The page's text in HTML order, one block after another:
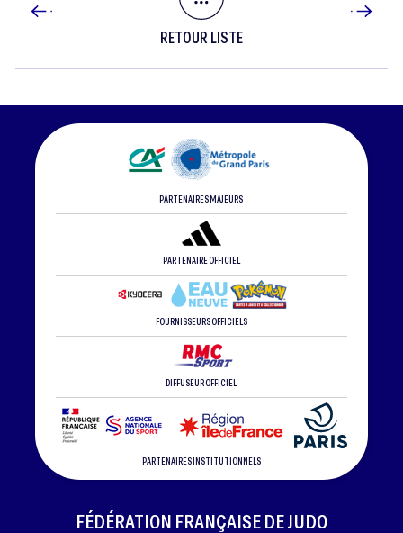
RETOUR LISTE
PARTENAIRES MAJEURS
PARTENAIRE OFFICIEL
FOURNISSEURS OFFICIELS
DIFFUSEUR OFFICIEL
PARTENAIRES INSTITUTIONNELS
FÉDÉRATION FRANÇAISE DE JUDO